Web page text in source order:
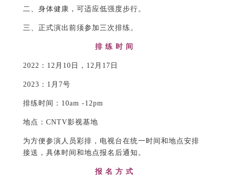
二、身体健康，可适应低强度步行。
三、正式演出前须参加三次排练。
排 练 时 间
2022：12月10日，12月17日
2023：1月7号
排练时间：10am -12pm
地点：CNTV影视基地
为方便参演人员彩排，电视台在统一时间和地点安排
接送，具体时间和地点报名后通知。
报 名 方 式